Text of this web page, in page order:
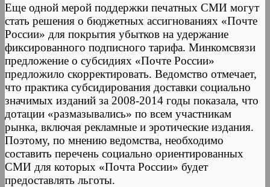
Еще одной мерой поддержки печатных СМИ могут
стать решения о бюджетных ассигнованиях «Почте
России» для покрытия убытков на удержание
фиксированного подписного тарифа. Минкомсвязи
предложение о субсидиях «Почте России»
предложило скорректировать. Ведомство отмечает,
что практика субсидирования доставки социально
значимых изданий за 2008-2014 годы показала, что
дотации «размазывались» по всем участникам
рынка, включая рекламные и эротические издания.
Поэтому, по мнению ведомства, необходимо
составить перечень социально ориентированных
СМИ для которых «Почта России» будет
предоставлять льготы.